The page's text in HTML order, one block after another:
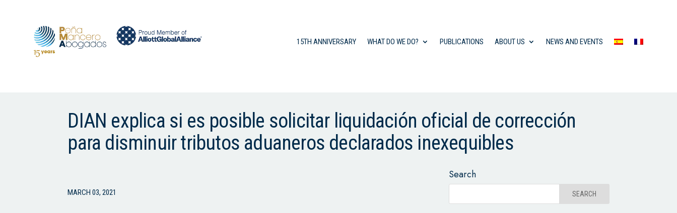
15TH ANNIVERSARY WHAT DO WE DO? PUBLICATIONS ABOUT US NEWS AND EVENTS
DIAN explica si es posible solicitar liquidación oficial de corrección
para disminuir tributos aduaneros declarados inexequibles
MARCH 03, 2021
Search